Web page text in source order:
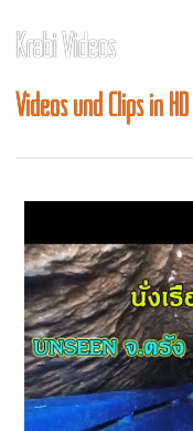
Krabi Videos
Videos und Clips in